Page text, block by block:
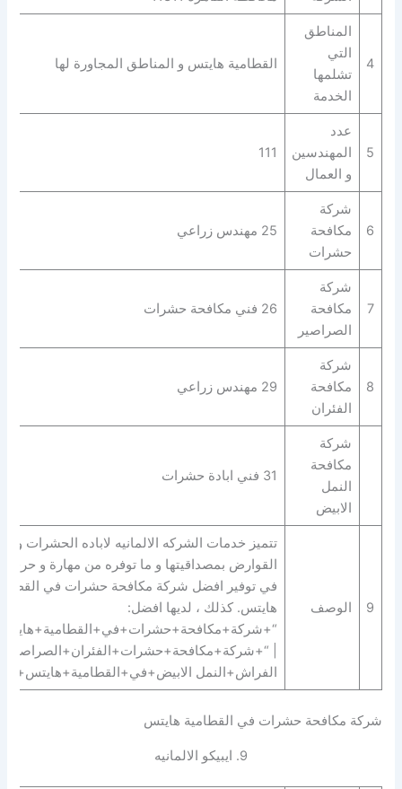
4
المناطق
التي
تشلمها
الخدمة
القطامية هايتس و المناطق المجاورة لها
5
عدد
المهندسين
و العمال
111
6
شركة
مكافحة
حشرات
25 مهندس زراعي
7
شركة
مكافحة
الصراصير
26 فني مكافحة حشرات
8
شركة
مكافحة
الفئران
29 مهندس زراعي
شركة
مكافحة
النمل
الابيض
31 فني ابادة حشرات
9 الوصف
تتميز خدمات الشركه الالمانيه لاباده الحشرات و
القوارض بمصداقيتها و ما توفره من مهارة و حرفية
في توفير افضل شركة مكافحة حشرات في
هايتس. كذلك ، لديها افضل:
|
الفراش+النمل الابيض+في+القطامية+هايتس+”.
شركة مكافحة حشرات في القطامية هايتس
9. ايبيكو الالمانيه